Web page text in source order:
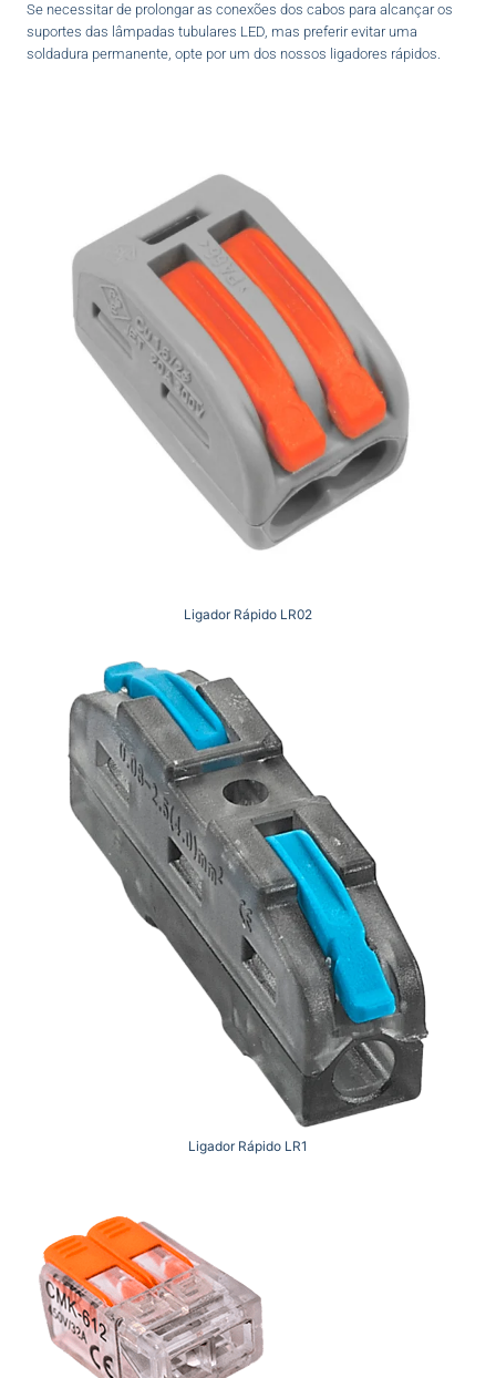
Se necessitar de prolongar as conexões dos cabos para alcançar os
suportes das lâmpadas tubulares LED, mas preferir evitar uma
soldadura permanente, opte por um dos nossos ligadores rápidos.
Ligador Rápido LR02
Ligador Rápido LR1